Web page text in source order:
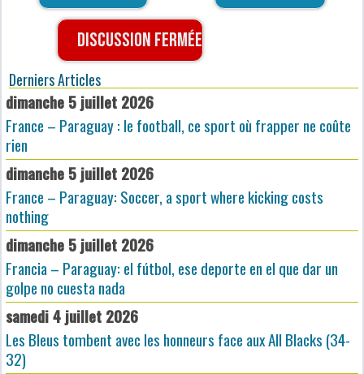
Discussion fermée
Derniers Articles
dimanche 5 juillet 2026
France – Paraguay : le football, ce sport où frapper ne coûte
rien
dimanche 5 juillet 2026
France – Paraguay: Soccer, a sport where kicking costs
nothing
dimanche 5 juillet 2026
Francia – Paraguay: el fútbol, ese deporte en el que dar un
golpe no cuesta nada
samedi 4 juillet 2026
Les Bleus tombent avec les honneurs face aux All Blacks (34-
32)